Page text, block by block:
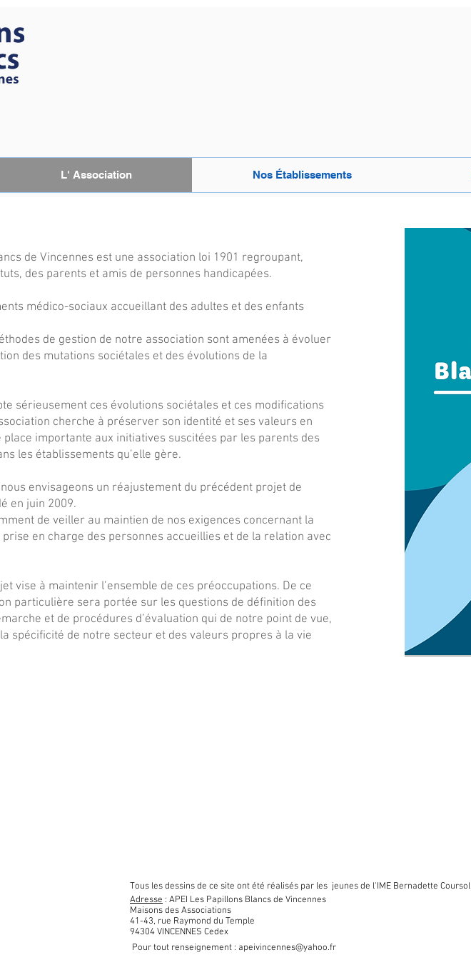
L' Association Nos Établissements
de Vincennes est une association loi 1901 regroupant,
des parents et amis de personnes handicapées.
médico-sociaux accueillant des adultes et des enfants
de gestion de notre association sont amenées à évoluer
des mutations sociétales et des évolutions de la
sérieusement ces évolutions sociétales et ces modifications
cherche à préserver son identité et ses valeurs en
importante aux initiatives suscitées par les parents des
les établissements qu’elle gère.
nous envisageons un réajustement du précédent projet de
en juin 2009.
de veiller au maintien de nos exigences concernant la
en charge des personnes accueillies et de la relation avec
vise à maintenir l’ensemble de ces préoccupations. De ce
particulière sera portée sur les questions de définition des
et de procédures d’évaluation qui de notre point de vue,
spécificité de notre secteur et des valeurs propres à la vie
Tous les dessins de ce site ont été réalisés par les jeunes de l'IME Bernadette Coursol
Adresse : APEI Les Papillons Blancs de Vincennes
Maisons des Associations
41-43, rue Raymond du Temple
94304 VINCENNES Cedex
Pour tout renseignement : apeivincennes@yahoo.fr